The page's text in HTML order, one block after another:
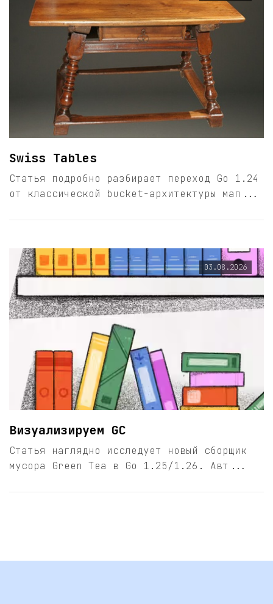
Swiss Tables
Статья подробно разбирает переход Go 1.24
от классической bucket-архитектуры мап...
03.08.2026
Визуализируем GC
Статья наглядно исследует новый сборщик
мусора Green Tea в Go 1.25/1.26. Авт...